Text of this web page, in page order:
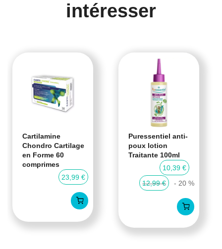
intéresser
Cartilamine
Chondro Cartilage
en Forme 60
comprimes
23,99 €
Puressentiel anti-
poux lotion
Traitante 100ml
10,39 €
12,99 €
- 20 %